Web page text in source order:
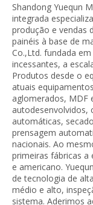
Shandong Yuequn
integrada
produção e vendas
painéis à base de
Co.,Ltd. fundada
incessantes, a
Produtos desde o
atuais
aglomerados, MDF
autodesenvolvidos,
automáticas,
prensagem
nacionais. Ao
primeiras fábricas
e americano.
de tecnologia de
médio e alto,
sistema. Aderimos